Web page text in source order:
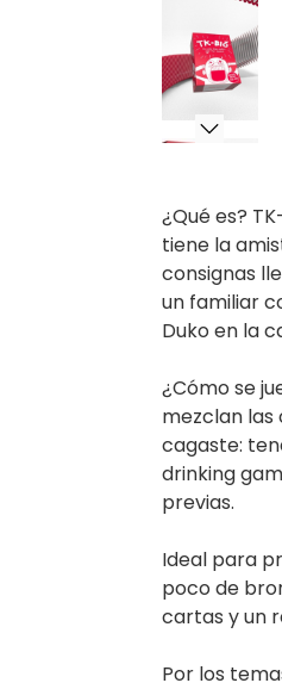
¿Qué es?
tiene la
consignas
un familiar
Duko en la
¿Cómo se
mezclan las
cagaste:
drinking
previas.
Ideal para
poco de
cartas y un
Por los